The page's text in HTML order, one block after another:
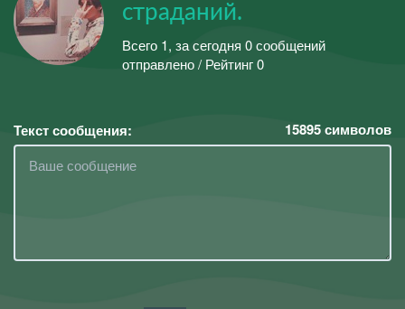
страданий.
Всего 1, за сегодня 0 сообщений
отправлено / Рейтинг 0
Текст сообщения: 15895символов